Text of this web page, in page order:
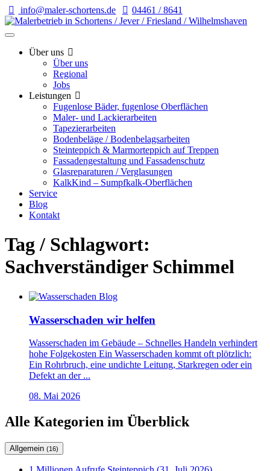
info@maler-schortens.de 04461 / 8641
Über uns
Über uns
Regional
Jobs
Leistungen
Fugenlose Bäder, fugenlose Oberflächen
Maler- und Lackierarbeiten
Tapezierarbeiten
Bodenbeläge / Bodenbelagsarbeiten
Steinteppich & Marmorteppich auf Treppen
Fassadengestaltung und Fassadenschutz
Glasreparaturen / Verglasungen
KalkKind – Sumpfkalk-Oberflächen
Service
Blog
Kontakt
Tag / Schlagwort:
Sachverständiger Schimmel
Wasserschaden wir helfen
Wasserschaden im Gebäude – Schnelles Handeln verhindert
hohe Folgekosten Ein Wasserschaden kommt oft plötzlich:
Ein Rohrbruch, eine undichte Leitung, Starkregen oder ein
Defekt an der ...
08. Mai 2026
Alle Kategorien im Überblick
Allgemein (16)